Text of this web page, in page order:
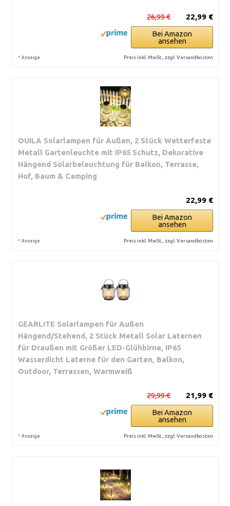
22,99 €
26,99 €
Bei Amazon
ansehen
* Anzeige Preis inkl. MwSt., zzgl. Versandkosten
OUILA Solarlampen für Außen, 2 Stück Wetterfeste
Metall Gartenleuchte mit IP65 Schutz, Dekorative
Hängend Solarbeleuchtung für Balkon, Terrasse,
Hof, Baum & Camping
22,99 €
Bei Amazon
ansehen
* Anzeige Preis inkl. MwSt., zzgl. Versandkosten
GEARLITE Solarlampen für Außen
Hängend/Stehend, 2 Stück Metall Solar Laternen
für Draußen mit Größer LED-Glühbirne, IP65
Wasserdicht Laterne für den Garten, Balkon,
Outdoor, Terrassen, Warmweiß
21,99 €
29,99 €
Bei Amazon
ansehen
* Anzeige Preis inkl. MwSt., zzgl. Versandkosten